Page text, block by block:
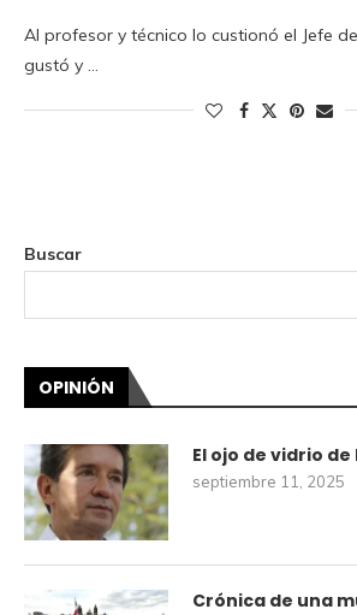
Al profesor y técnico lo custionó el Jefe
gustó y …
Buscar
OPINIÓN
El ojo de vidrio
septiembre 11, 2025
Crónica de una